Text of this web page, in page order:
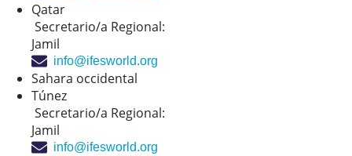
Qatar
Secretario/a Regional:
Jamil
info@ifesworld.org
Sahara occidental
Túnez
Secretario/a Regional:
Jamil
info@ifesworld.org